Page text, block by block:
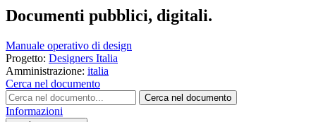
Documenti pubblici, digitali.
Manuale operativo di design
Progetto: Designers Italia
Amministrazione: italia
Cerca nel documento
Cerca nel documento
Informazioni